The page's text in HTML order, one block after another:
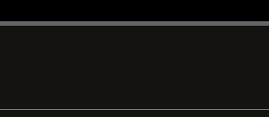
Auto 240p